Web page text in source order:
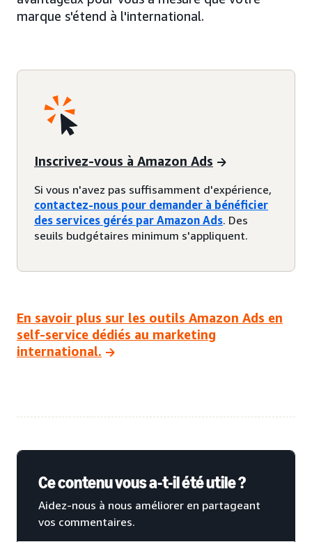
marque s'étend à l'international.
Inscrivez-vous à Amazon Ads
Si vous n'avez pas suffisamment d'expérience,
contactez-nous pour demander à bénéficier
des services gérés par Amazon Ads. Des
seuils budgétaires minimum s'appliquent.
En savoir plus sur les outils Amazon Ads en
self-service dédiés au marketing
international.
Ce contenu vous a-t-il été utile ?
Aidez-nous à nous améliorer en partageant
vos commentaires.